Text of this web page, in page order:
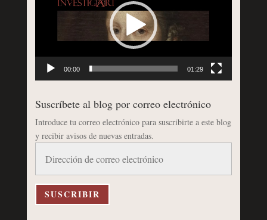
00:00 01:29
Suscríbete al blog por correo electrónico
Introduce tu correo electrónico para suscribirte a este blog
y recibir avisos de nuevas entradas.
correo
electrónico
SUSCRIBIR